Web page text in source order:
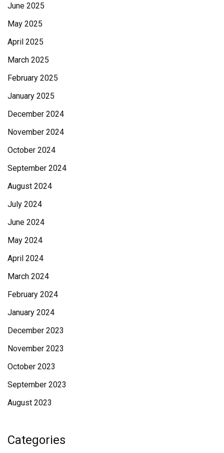
June 2025
May 2025
April 2025
March 2025
February 2025
January 2025
December 2024
November 2024
October 2024
September 2024
August 2024
July 2024
June 2024
May 2024
April 2024
March 2024
February 2024
January 2024
December 2023
November 2023
October 2023
September 2023
August 2023
Categories